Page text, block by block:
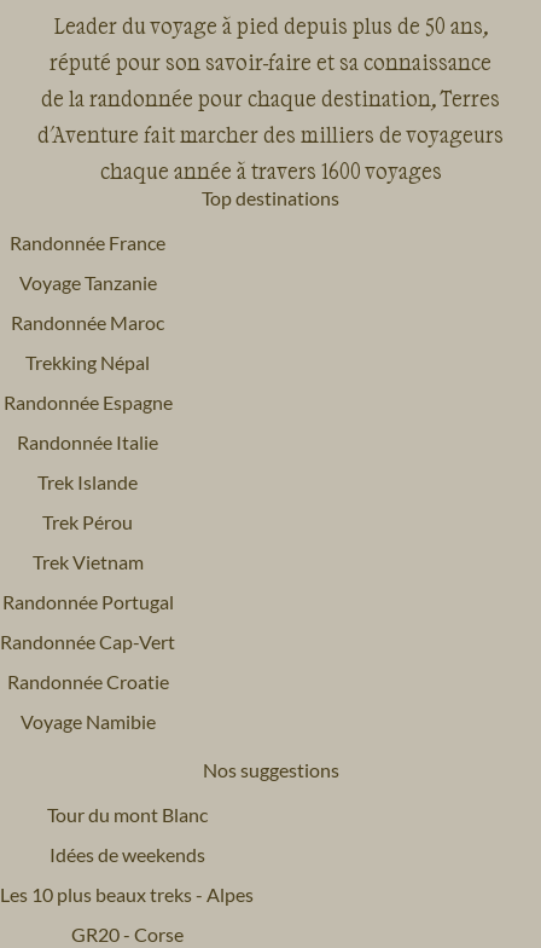
Leader du voyage à pied depuis plus de 50 ans,
réputé pour son savoir-faire et sa connaissance
de la randonnée pour chaque destination, Terres
d'Aventure fait marcher des milliers de voyageurs
chaque année à travers 1600 voyages
Top destinations
Randonnée France
Voyage Tanzanie
Randonnée Maroc
Trekking Népal
Randonnée Espagne
Randonnée Italie
Trek Islande
Trek Pérou
Trek Vietnam
Randonnée Portugal
Randonnée Cap-Vert
Randonnée Croatie
Voyage Namibie
Nos suggestions
Tour du mont Blanc
Idées de weekends
Les 10 plus beaux treks - Alpes
GR20 - Corse